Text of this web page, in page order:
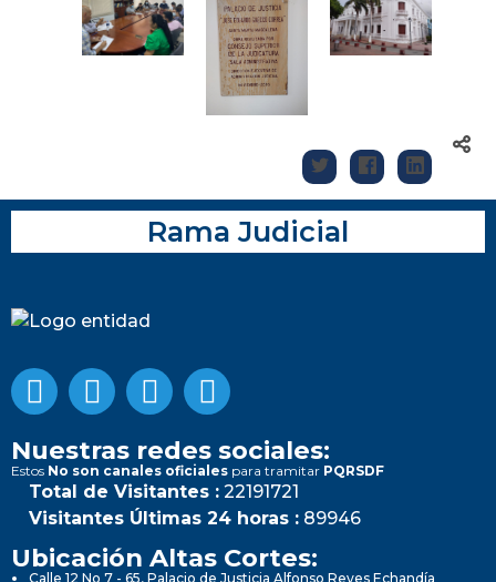
Rama Judicial
Nuestras redes sociales:
Estos No son canales oficiales para tramitar PQRSDF
Total de Visitantes : 22191721
Visitantes Últimas 24 horas : 89946
Ubicación Altas Cortes:
Calle 12 No 7 - 65, Palacio de Justicia Alfonso Reyes Echandía